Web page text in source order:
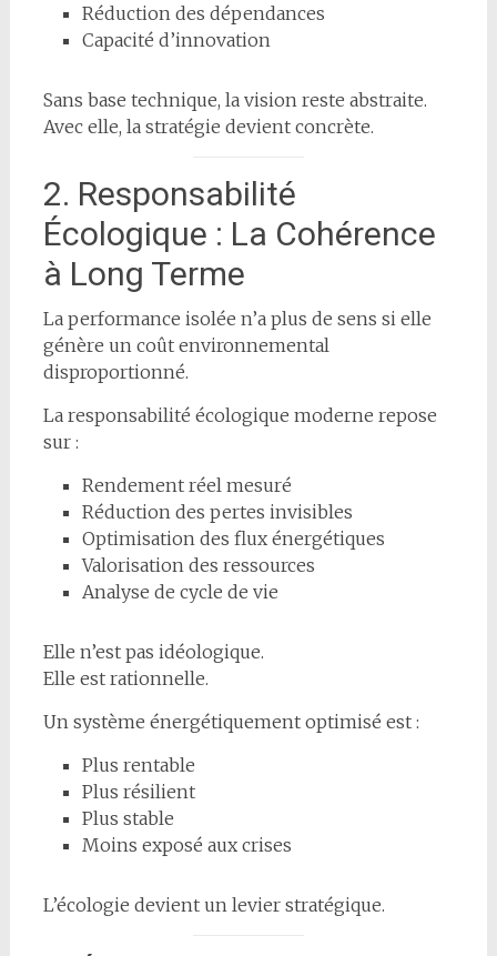
Réduction des dépendances
Capacité d’innovation
Sans base technique, la vision reste abstraite.
Avec elle, la stratégie devient concrète.
2. Responsabilité
Écologique : La Cohérence
à Long Terme
La performance isolée n’a plus de sens si elle
génère un coût environnemental
disproportionné.
La responsabilité écologique moderne repose
sur :
Rendement réel mesuré
Réduction des pertes invisibles
Optimisation des flux énergétiques
Valorisation des ressources
Analyse de cycle de vie
Elle n’est pas idéologique.
Elle est rationnelle.
Un système énergétiquement optimisé est :
Plus rentable
Plus résilient
Plus stable
Moins exposé aux crises
L’écologie devient un levier stratégique.